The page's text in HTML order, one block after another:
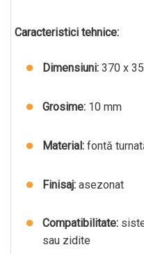
Caracteristici tehnice:
Dimensiuni: 370 x
Grosime: 10 mm
Material: fontă
Finisaj: asezonat
Compatibilitate:
sau zidite